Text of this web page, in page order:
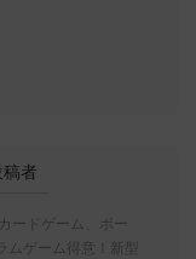
者
ードゲーム、ボー
ムゲーム得意！新型